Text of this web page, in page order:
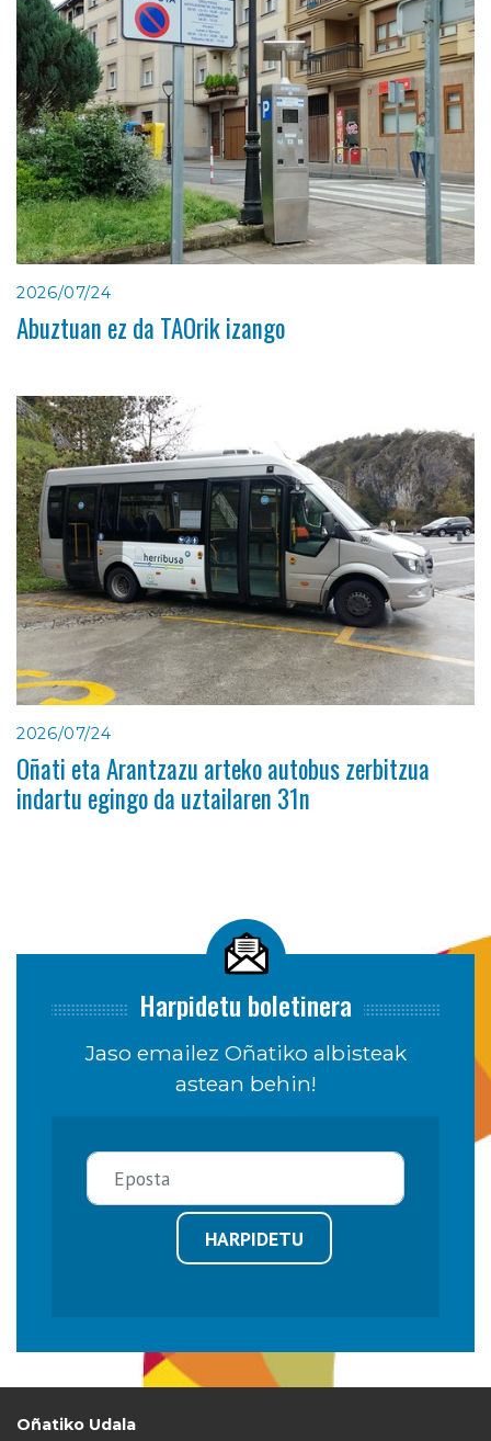
2026/07/24
Abuztuan ez da TAOrik izango
2026/07/24
Oñati eta Arantzazu arteko autobus zerbitzua
indartu egingo da uztailaren 31n
Harpidetu boletinera
Jaso emailez Oñatiko albisteak
astean behin!
HARPIDETU
Oñatiko Udala